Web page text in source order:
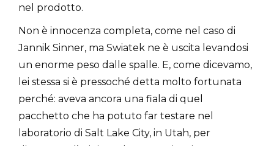
nel prodotto.
Non è innocenza completa, come nel caso di
Jannik Sinner, ma Swiatek ne è uscita levandosi
un enorme peso dalle spalle. E, come dicevamo,
lei stessa si è pressoché detta molto fortunata
perché: aveva ancora una fiala di quel
pacchetto che ha potuto far testare nel
laboratorio di Salt Lake City, in Utah, per